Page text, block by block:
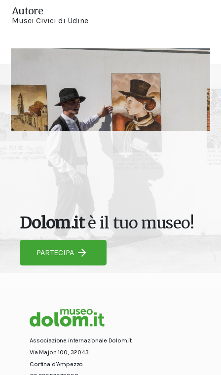
Autore
Musei Civici di Udine
Dolom.itè il tuo museo!
PARTECIPA
Associazione internazionale Dolom.it
Via Majon 100, 32043
Cortina d’Ampezzo